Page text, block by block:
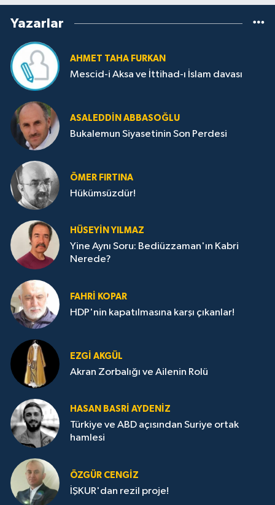
Yazarlar
AHMET TAHA FURKAN
Mescid-i Aksa ve İttihad-ı İslam davası
ASALEDDIN ABBASOĞLU
Bukalemun Siyasetinin Son Perdesi
ÖMER FIRTINA
Hükümsüzdür!
HÜSEYIN YILMAZ
Yine Aynı Soru: Bediüzzaman'ın Kabri
Nerede?
FAHRI KOPAR
HDP'nin kapatılmasına karşı çıkanlar!
EZGI AKGÜL
Akran Zorbalığı ve Ailenin Rolü
HASAN BASRI AYDENIZ
Türkiye ve ABD açısından Suriye ortak
hamlesi
ÖZGÜR CENGIZ
İŞKUR'dan rezil proje!